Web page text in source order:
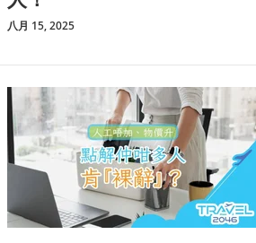
八月 15, 2025